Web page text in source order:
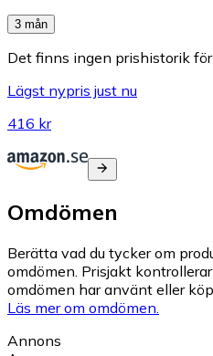
3 mån
Det finns ingen prishistorik
Lägst nypris just nu
416 kr
Omdömen
Berätta vad du tycker om
omdömen. Prisjakt
omdömen har använt eller
Läs mer om omdömen.
Annons